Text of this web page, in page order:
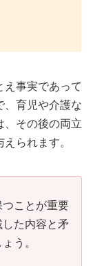
え事実であって
、育児や介護な
、その後の両立
られます。
ことが重要
た内容と矛
う。